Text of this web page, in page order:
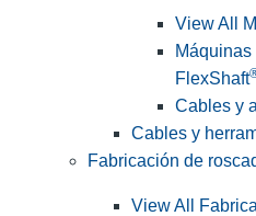
View All
FlexShaft
Cables y
Cables y
Fabricación de
View All